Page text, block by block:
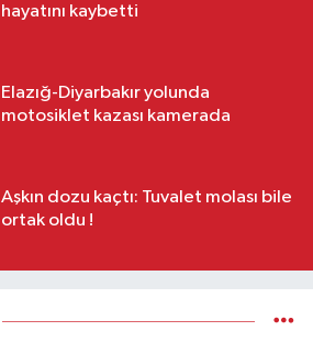
hayatını kaybetti
Elazığ-Diyarbakır yolunda
motosiklet kazası kamerada
Aşkın dozu kaçtı: Tuvalet molası bile
ortak oldu !